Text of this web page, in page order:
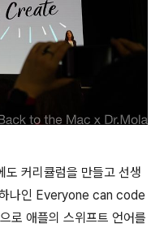
도 커리큘럼을 만들고 선생
나인 Everyone can code
로 애플의 스위프트 언어를